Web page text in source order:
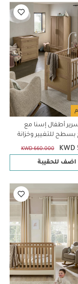
أطفال إسنا مع
بسطح للتغيير وخزانة
3 قطع
KWD
KWD 660.000
اضف للحقيبة